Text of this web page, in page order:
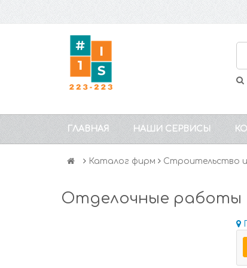
ГЛАВНАЯ НАШИ СЕРВИСЫ
Каталог фирм Строительство
Отделочные работы